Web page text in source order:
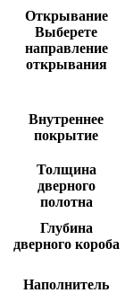
Открывание
Выберете
направление
открывания
Внутреннее
покрытие
Толщина
дверного
полотна
Глубина
дверного короба
Наполнитель